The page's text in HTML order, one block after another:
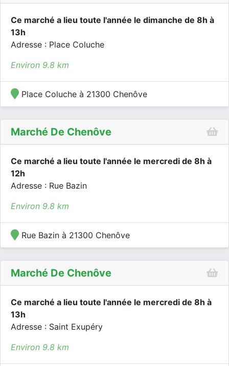
Ce marché a lieu toute l'année le dimanche de 8h à
13h
Adresse : Place Coluche
Environ 9.8 km
Place Coluche à 21300 Chenôve
Marché De Chenôve
Ce marché a lieu toute l'année le mercredi de 8h à
12h
Adresse : Rue Bazin
Environ 9.8 km
Rue Bazin à 21300 Chenôve
Marché De Chenôve
Ce marché a lieu toute l'année le mercredi de 8h à
13h
Adresse : Saint Exupéry
Environ 9.8 km